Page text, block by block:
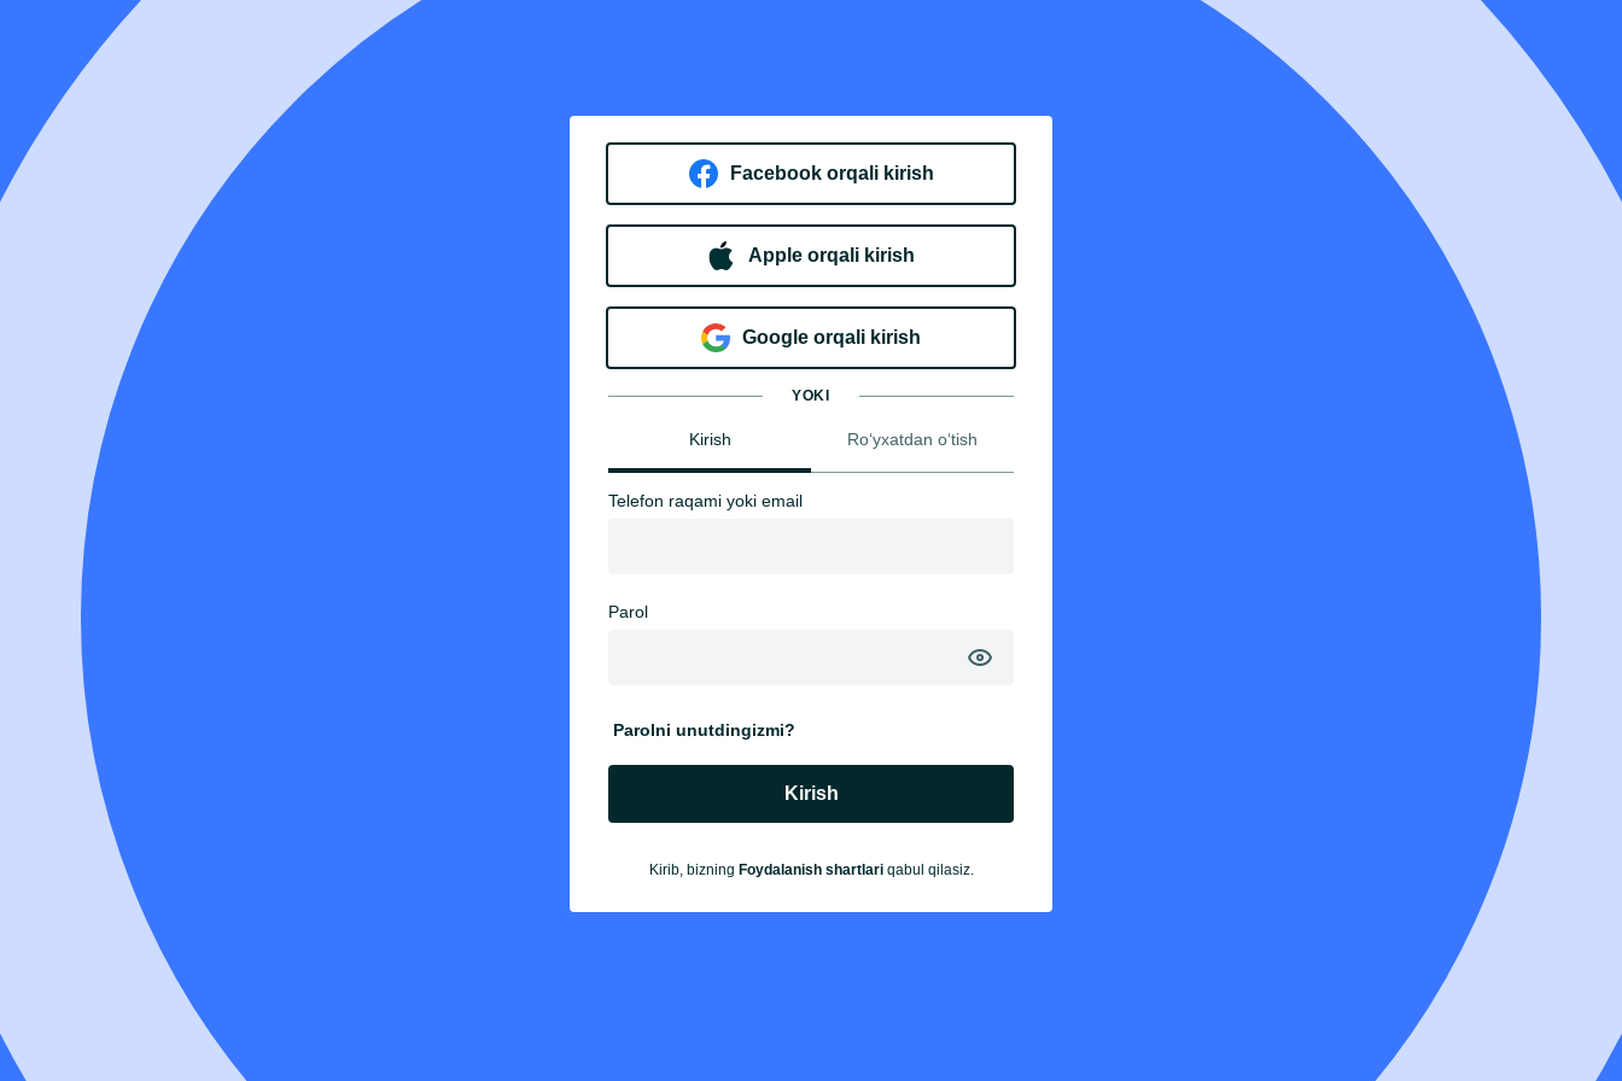
Facebook orqali kirish​
Apple orqali kirish
Goo​g​le orqali kirish
YOKI
Kirish Ro‘yxatdan o‘tish
Telefon raqami yoki email
Parol
Parolni unutdingizmi?
Kirish
Kirib, bizning Foydalanish shartlariqabul qilasiz.